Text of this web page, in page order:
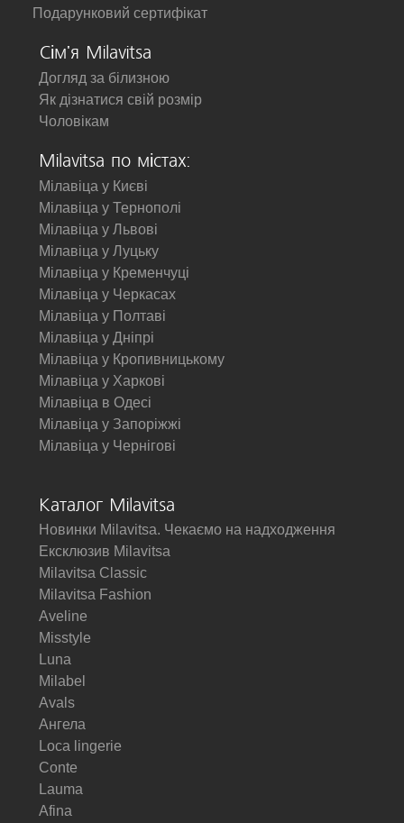
Подарунковий сертифікат
Сім'я Milavitsa
Догляд за білизною
Як дізнатися свій розмір
Чоловікам
Milavitsa по містах:
Мілавіца у Києві
Мілавіца у Тернополі
Мілавіца у Львові
Мілавіца у Луцьку
Мілавіца у Кременчуці
Мілавіца у Черкасах
Мілавіца у Полтаві
Мілавіца у Дніпрі
Мілавіца у Кропивницькому
Мілавіца у Харкові
Мілавіца в Одесі
Мілавіца у Запоріжжі
Мілавіца у Чернігові
Каталог Milavitsa
Новинки Milavitsa. Чекаємо на надходження
Ексклюзив Milavitsa
Milavitsa Classic
Milavitsa Fashion
Aveline
Misstyle
Luna
Milabel
Avals
Ангела
Loca lingerie
Conte
Lauma
Afina